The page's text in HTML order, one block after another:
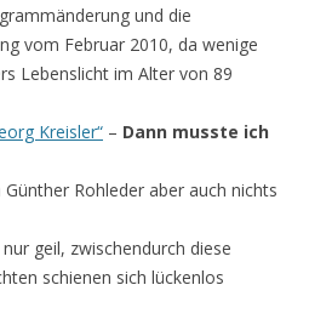
und die
vom Februar 2010, da wenige
Lebenslicht im Alter von 89
Kreisler“ – Dann musste ich
Rohleder aber auch nichts
geil, zwischendurch diese
schienen sich lückenlos